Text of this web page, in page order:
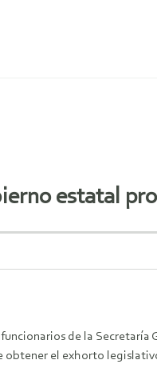
estatal
de la
el exhorto